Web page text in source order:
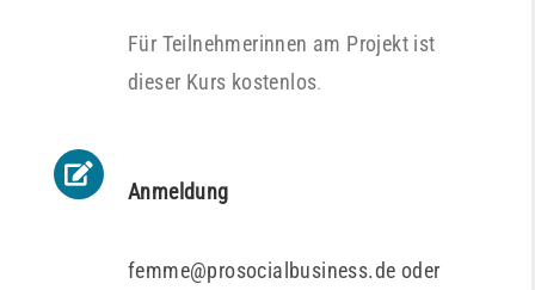
Für Teilnehmerinnen am Projekt ist
dieser Kurs kostenlos.
Anmeldung
femme@prosocialbusiness.de oder